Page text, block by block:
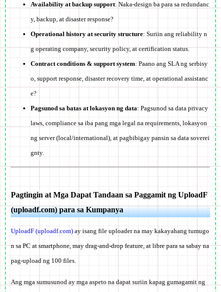
Availability at backup support: Naka-design ba para sa redundanc
y, backup, at disaster response?
Operational history at security structure: Suriin ang reliability n
g operating company, security policy, at certification status.
Contract conditions & support system: Paano ang SLA ng serbisy
o, support response, disaster recovery time, at operational assistanc
e?
Pagsunod sa batas at lokasyon ng data: Pagsunod sa data privacy
laws, compliance sa iba pang mga legal na requirements, lokasyon
ng server (local/international), at pagbibigay pansin sa data soverei
gnty.
Pagtingin at Mga Dapat Tandaan sa Paggamit ng UploadF
(uploadf.com) para sa Kumpanya
UploadF (uploadf.com) ay isang file uploader na may kakayahang tumugo
n sa PC at smartphone, may drag-and-drop feature, at libre para sa sabay na
pag-upload ng 100 files.
Ang mga sumusunod ay mga aspeto na dapat suriin kapag gumagamit ng